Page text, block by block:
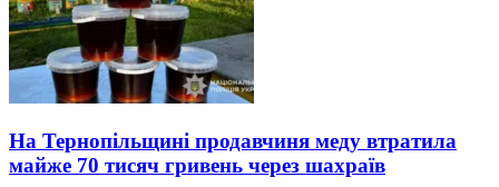
На Тернопільщині продавчиня меду втратила
майже 70 тисяч гривень через шахраїв